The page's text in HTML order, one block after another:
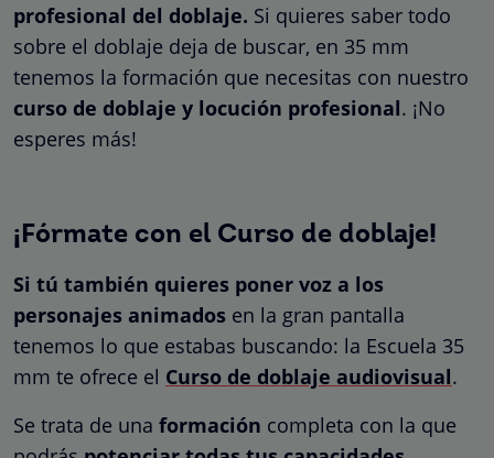
profesional del doblaje. Si quieres saber todo
sobre el doblaje deja de buscar, en 35 mm
tenemos la formación que necesitas con nuestro
curso de doblaje y locución profesional. ¡No
esperes más!
¡Fórmate con el Curso de doblaje!
Si tú también quieres poner voz a los
personajes animados en la gran pantalla
tenemos lo que estabas buscando: la Escuela 35
mm te ofrece el Curso de doblaje audiovisual.
Se trata de una formación completa con la que